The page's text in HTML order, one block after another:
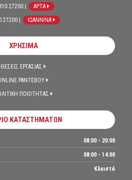
27200 |
ΑΡΤΑ
27200 |
ΙΩΑΝΝΙΝΑ
ΧΡΗΣΙΜΑ
ΘΕΣΕΙΣ ΕΡΓΑΣΙΑΣ
ΡΑΝΤΕΒΟΥ
ΠΟΙΟΤΗΤΑΣ
ΚΑΤΑΣΤΗΜΑΤΩΝ
08:00 - 20:00
08:00 - 14:00
Κλειστά